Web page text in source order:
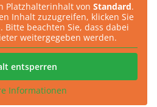
Platzhalterinhalt von Standard.
Inhalt zuzugreifen, klicken Sie
beachten Sie, dass dabei
weitergegeben werden.
entsperren
Informationen